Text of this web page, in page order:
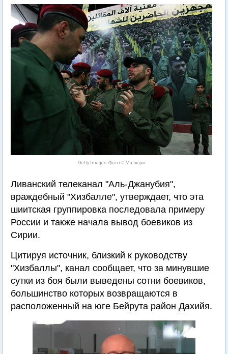
Getty Images. Фото: С.Малкауи
Ливанский телеканал "Аль-Джанубия",
враждебный "Хизбалле", утверждает, что эта
шиитская группировка последовала примеру
России и также начала вывод боевиков из
Сирии.
Цитируя источник, близкий к руководству
"Хизбаллы", канал сообщает, что за минувшие
сутки из боя были выведены сотни боевиков,
большинство которых возвращаются в
расположенный на юге Бейрута район Дахийя.